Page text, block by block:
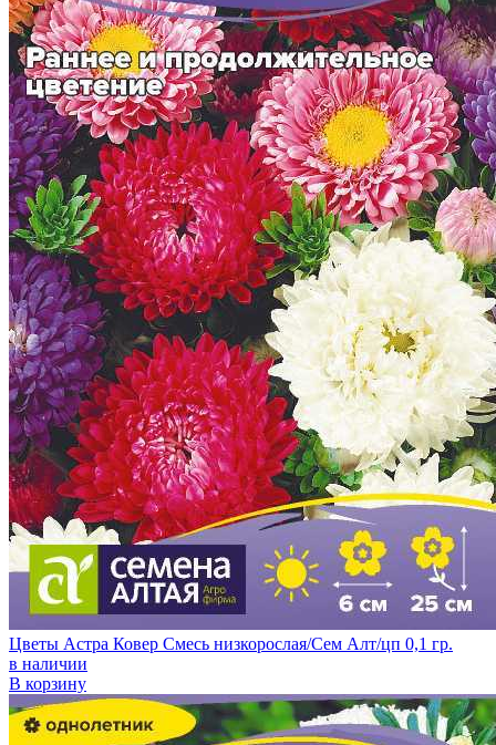
Цветы Астра Ковер Смесь низкорослая/Сем Алт/цп 0,1 гр.
в наличии
В корзину